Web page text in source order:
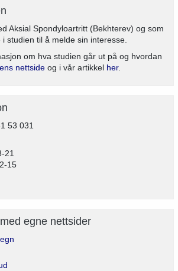
Aksial Spondyloartritt (Bekhterev) og som
studien til å melde sin interesse.
om hva studien går ut på og hvordan
nettside og i vår artikkel her.
53 031
21
15
egne nettsider